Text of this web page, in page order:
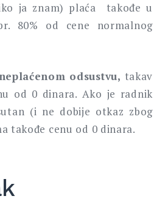
ja znam) plaća takođe u
80% od cene normalnog
neplaćenom odsustvu, takav
od 0 dinara. Ako je radnik
(i ne dobije otkaz zbog
takođe cenu od 0 dinara.